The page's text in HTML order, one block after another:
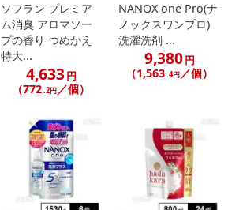
ソフラン プレミア
ム消臭 アロマソー
プの香り つめかえ
特大...
4,633円
（772.2円／個）
NANOX one Pro(ナ
ノックスワンプロ)
洗濯洗剤 ...
9,380円
（1,563.4円／個）